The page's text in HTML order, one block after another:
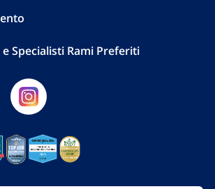
Specialisti Rami Preferiti